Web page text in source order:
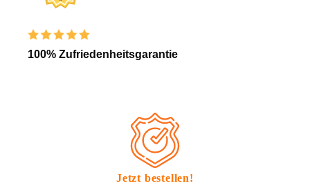
100% Zufriedenheitsgarantie
Jetzt bestellen!